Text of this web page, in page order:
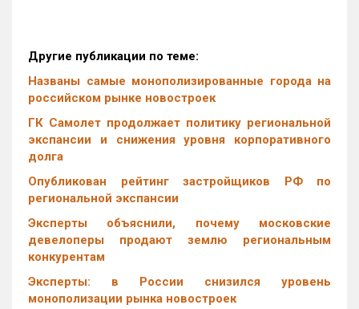
Другие публикации по теме:
Названы самые монополизированные города на
российском рынке новостроек
ГК Самолет продолжает политику региональной
экспансии и снижения уровня корпоративного
долга
Опубликован рейтинг застройщиков РФ по
региональной экспансии
Эксперты объяснили, почему московские
девелоперы продают землю региональным
конкурентам
Эксперты: в России снизился уровень
монополизации рынка новостроек